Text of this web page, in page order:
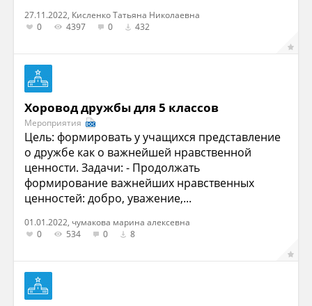
27.11.2022, Кисленко Татьяна Николаевна
0
4397 0 432
Хоровод дружбы для 5 классов
Мероприятия
Цель: формировать у учащихся представление
о дружбе как о важнейшей нравственной
ценности. Задачи: - Продолжать
формирование важнейших нравственных
ценностей: добро, уважение,...
01.01.2022, чумакова марина алексевна
0
534 0 8